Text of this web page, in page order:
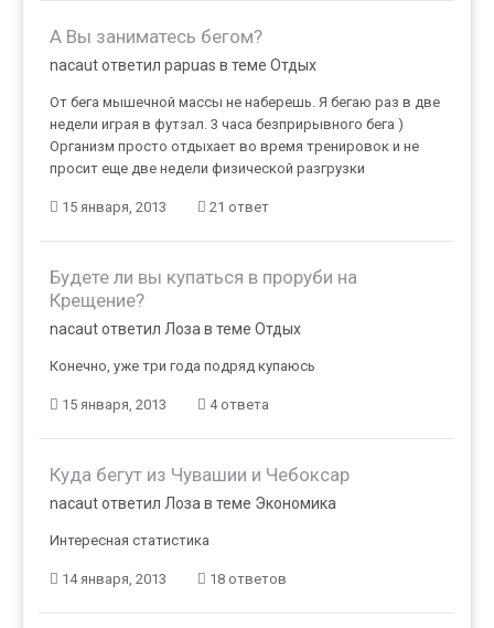
А Вы заниматесь бегом?
nacaut ответил papuas в теме Отдых
От бега мышечной массы не наберешь. Я бегаю раз в две
недели играя в футзал. 3 часа безприрывного бега )
Организм просто отдыхает во время тренировок и не
просит еще две недели физической разгрузки
15 января, 2013 21 ответ
Будете ли вы купаться в проруби на
Крещение?
nacaut ответил Лоза в теме Отдых
Конечно, уже три года подряд купаюсь
15 января, 2013 4 ответа
Куда бегут из Чувашии и Чебоксар
nacaut ответил Лоза в теме Экономика
Интересная статистика
14 января, 2013 18 ответов